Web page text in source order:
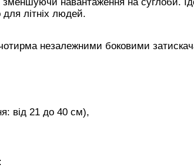
для літніх людей.
незалежними боковими
від 21 до 40 см),